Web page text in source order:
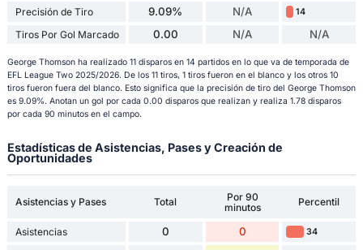
Precisión de Tiro 9.09% N/A 14
Tiros Por Gol Marcado 0.00 N/A N/A
George Thomson ha realizado 11 disparos en 14 partidos en lo que va de temporada de
EFL League Two 2025/2026. De los 11 tiros, 1 tiros fueron en el blanco y los otros 10
tiros fueron fuera del blanco. Esto significa que la precisión de tiro del George Thomson
es 9.09%. Anotan un gol por cada 0.00 disparos que realizan y realiza 1.78 disparos
por cada 90 minutos en el campo.
Estadísticas de Asistencias, Pases y Creación de
Oportunidades
Asistencias y Pases Total
Por 90
minutos
Percentil
Asistencias 0 0 34